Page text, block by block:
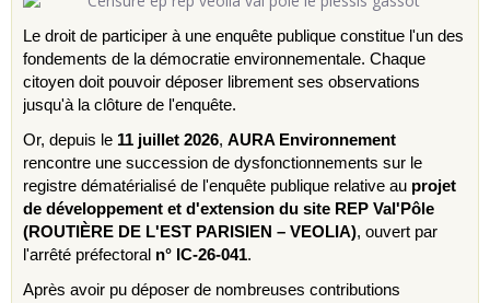
Le droit de participer à une enquête publique constitue l'un des
fondements de la démocratie environnementale. Chaque
citoyen doit pouvoir déposer librement ses observations
jusqu'à la clôture de l'enquête.
Or, depuis le 11 juillet 2026, AURA Environnement
rencontre une succession de dysfonctionnements sur le
registre dématérialisé de l'enquête publique relative au projet
de développement et d'extension du site REP Val'Pôle
(ROUTIÈRE DE L'EST PARISIEN – VEOLIA), ouvert par
l'arrêté préfectoral n° IC-26-041.
Après avoir pu déposer de nombreuses contributions